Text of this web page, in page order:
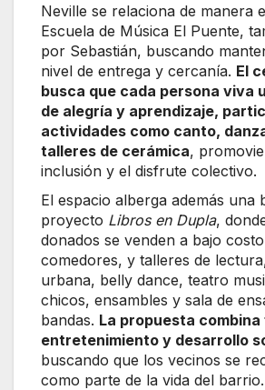
Neville se relaciona de manera
Escuela de Música El Puente,
por Sebastián, buscando
nivel de entrega y cercanía. El
busca que cada persona viva
de alegría y aprendizaje,
actividades como canto,
talleres de cerámica,
inclusión y el disfrute colectivo.
El espacio alberga además una
proyecto Libros en Dupla,
donados se venden a bajo
comedores, y talleres de
urbana, belly dance, teatro
chicos, ensambles y sala de
bandas. La propuesta
entretenimiento y desarrollo
buscando que los vecinos se
como parte de la vida del barrio.